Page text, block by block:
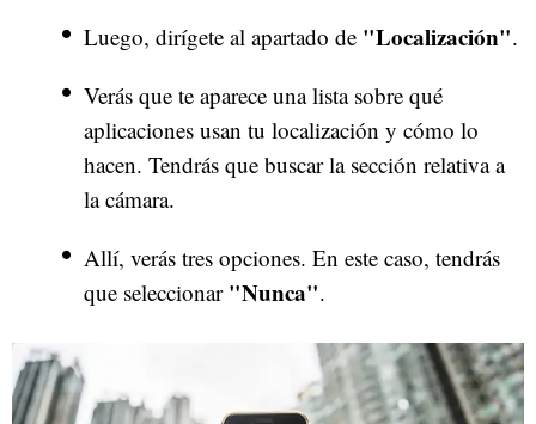
Luego, dirígete al apartado de "Localización".
Verás que te aparece una lista sobre qué
aplicaciones usan tu localización y cómo lo
hacen. Tendrás que buscar la sección relativa a
la cámara.
Allí, verás tres opciones. En este caso, tendrás
que seleccionar "Nunca".